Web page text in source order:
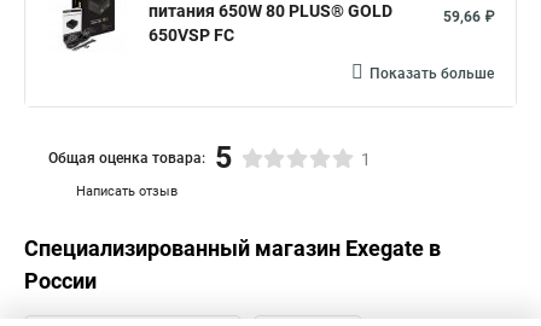
питания 650W 80 PLUS® GOLD
650VSP FС
59,66 ₽
Показать больше
Написать отзыв
Общая оценка товара: 5 1
Специализированный магазин Exegate в
России